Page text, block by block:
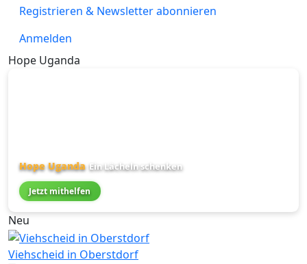
Copy
Link
Registrieren & Newsletter abonnieren
Anmelden
Hope Uganda
Hope Uganda Ein Lächeln schenken
Jetzt mithelfen
Neu
Viehscheid in Oberstdorf